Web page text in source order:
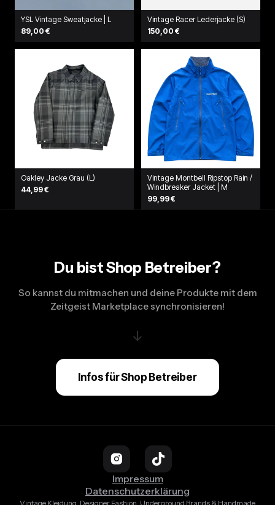
YSL Vintage Sweatjacke | L
89,00 €
Vintage Racer Lederjacke (S)
150,00 €
Oakley Jacke Grau (L)
44,99 €
Vintage Montbell Ripstop Rain /
Windbreaker Jacket | M
99,99 €
Du bist Shop Betreiber?
So kannst du mitmachen und deine Produkte mit dem
Zeitgeist Marketplace synchronisieren!
↓
Infos für Shop Betreiber
Impressum
Datenschutzerklärung
Vintage Kleidung, Designer Fashion, Underground Brands & Handmade